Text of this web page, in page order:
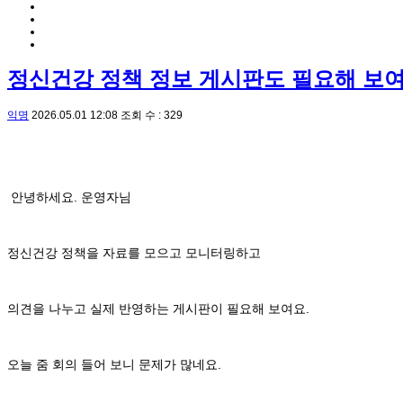
정신건강 정책 정보 게시판도 필요해 보
익명 2026.05.01 12:08 조회 수 : 329
안녕하세요. 운영자님
정신건강 정책을 자료를 모으고 모니터링하고
의견을 나누고 실제 반영하는 게시판이 필요해 보여요.
오늘 줌 회의 들어 보니 문제가 많네요.